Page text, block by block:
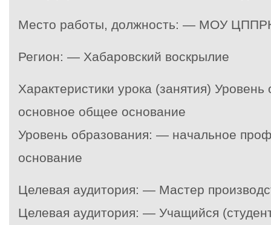
Место работы, должность: — МОУ
Регион: — Хабаровский воскрылие
Характеристики урока (занятия)
основное общее основание
Уровень образования: — начальное
основание
Целевая аудитория: — Мастер
Целевая аудитория: — Учащийся